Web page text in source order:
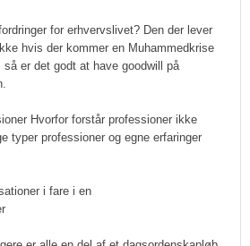
for erhvervslivet? Den der lever
hvis der kommer en Muhammedkrise
er det godt at have goodwill på
Hvorfor forstår professioner ikke
typer professioner og egne erfaringer
i fare i en